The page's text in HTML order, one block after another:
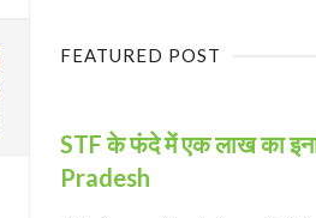
FEATURED POST
STF के फंदे में एक लाख का
Pradesh